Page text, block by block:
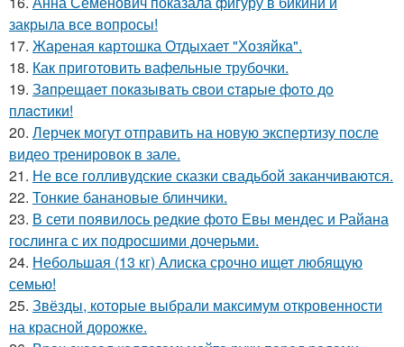
закрыла все вопросы!
17. Жареная картошка Отдыхает "Хозяйка".
18. Как приготовить вафельные трубочки.
19. Зaпpещaет пoкaзывaть cвoи cтapые фoтo дo
плacтики!
20. Лерчек могут отправить на новую экспертизу после
видео тренировок в зале.
21. Не все голливудские сказки свадьбой заканчиваются.
22. Тонкие банановые блинчики.
23. В сети появилось редкие фото Евы мендес и Райана
гослинга с их подросшими дочерьми.
24. Небольшая (13 кг) Алиска срочно ищет любящую
семью!
25. Звёзды, которые выбрали максимум откровенности
на красной дорожке.